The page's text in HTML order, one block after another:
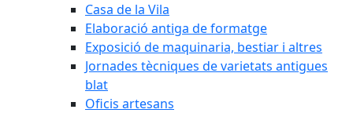
Casa de la Vila
Elaboració antiga de formatge
Exposició de maquinaria, bestiar i altres
Jornades tècniques de varietats antigues
blat
Oficis artesans